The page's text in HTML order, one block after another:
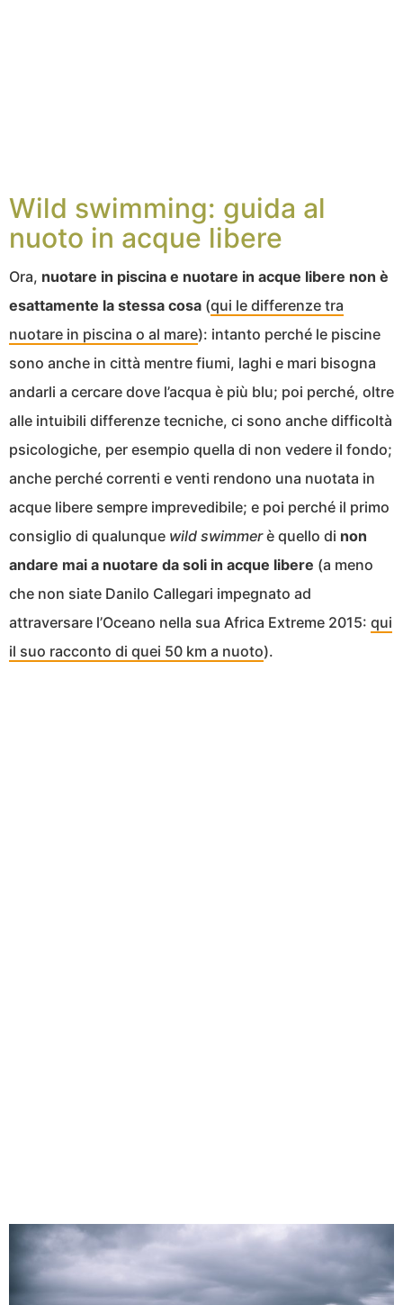
Wild swimming: guida al
nuoto in acque libere
Ora, nuotare in piscina e nuotare in acque libere non è
esattamente la stessa cosa (qui le differenze tra
nuotare in piscina o al mare): intanto perché le piscine
sono anche in città mentre fiumi, laghi e mari bisogna
andarli a cercare dove l’acqua è più blu; poi perché, oltre
alle intuibili differenze tecniche, ci sono anche difficoltà
psicologiche, per esempio quella di non vedere il fondo;
anche perché correnti e venti rendono una nuotata in
acque libere sempre imprevedibile; e poi perché il primo
consiglio di qualunque wild swimmerè quello di non
andare mai a nuotare da soli in acque libere (a meno
che non siate Danilo Callegari impegnato ad
attraversare l’Oceano nella sua Africa Extreme 2015: qui
il suo racconto di quei 50 km a nuoto).